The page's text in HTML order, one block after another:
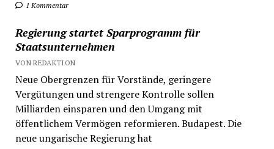
1 Kommentar
Regierung startet Sparprogramm für
Staatsunternehmen
VON REDAKTION
Neue Obergrenzen für Vorstände, geringere
Vergütungen und strengere Kontrolle sollen
Milliarden einsparen und den Umgang mit
öffentlichem Vermögen reformieren. Budapest. Die
neue ungarische Regierung hat